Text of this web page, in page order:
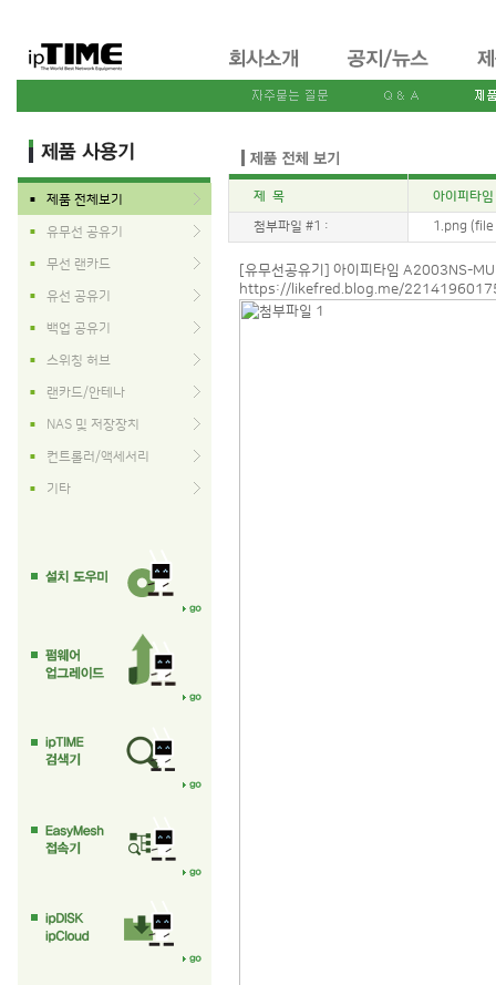
■ 제품 전체보기
■ 유무선 공유기
■ 무선 랜카드
■ 유선 공유기
■ 백업 공유기
■ 스위칭 허브
■ 랜카드/안테나
■ NAS 및 저장장치
■ 컨트롤러/액세서리
■ 기타
제 목 아이피타
첨부파일 #1 : 1.png
[유무선공유기] 아이피타임 A2003NS-
https://likefred.blog.me/